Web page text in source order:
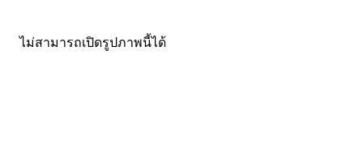
ไม่สามารถเปิดรูปภาพนี้ได้